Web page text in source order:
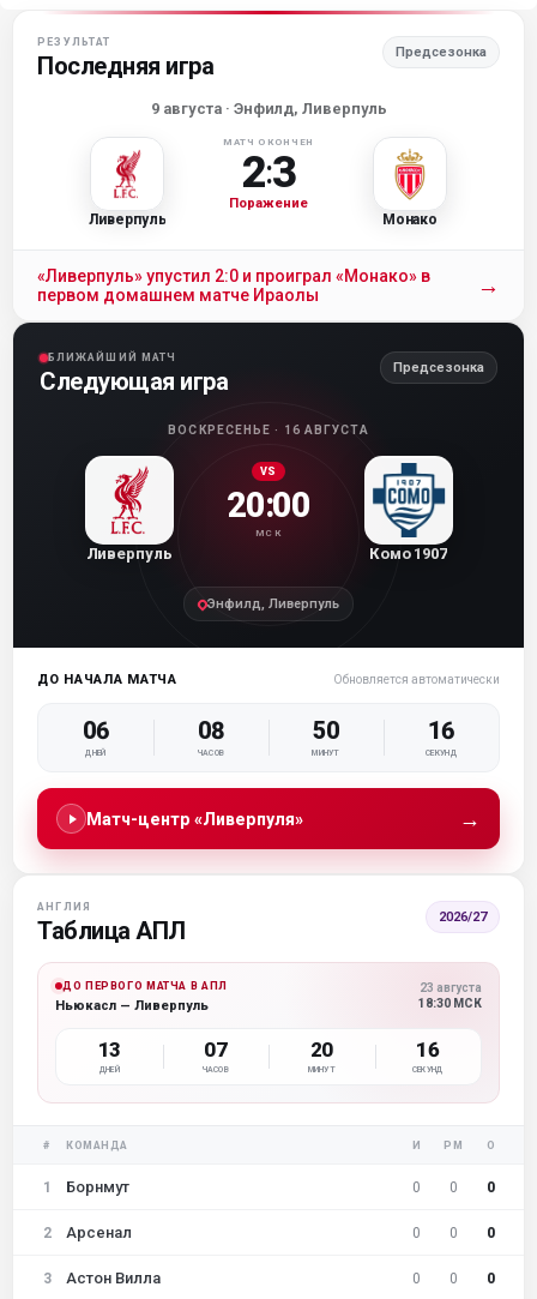
РЕЗУЛЬТАТ
Последняя игра Предсезонка
9 августа· Энфилд, Ливерпуль
Ливерпуль
МАТЧ ОКОНЧЕН
2:3
Поражение
Монако
«Ливерпуль» упустил 2:0 и проиграл «Монако» в
первом домашнем матче Ираолы
→
БЛИЖАЙШИЙ МАТЧ
Следующая игра Предсезонка
ВОСКРЕСЕНЬЕ · 16 АВГУСТА
Ливерпуль
VS
20:00
МСК
Комо 1907
Энфилд, Ливерпуль
ДО НАЧАЛА МАТЧА Обновляется автоматически
06
ДНЕЙ
08
ЧАСОВ
50
МИНУТ
16
СЕКУНД
Матч-центр «Ливерпуля» →
АНГЛИЯ
Таблица АПЛ 2026/27
ДО ПЕРВОГО МАТЧА В АПЛ
Ньюкасл — Ливерпуль
23 августа
18:30 МСК
13
ДНЕЙ
07
ЧАСОВ
20
МИНУТ
16
СЕКУНД
# КОМАНДА И РМ О
1 Борнмут 0 0 0
2 Арсенал 0 0 0
3 Астон Вилла 0 0 0